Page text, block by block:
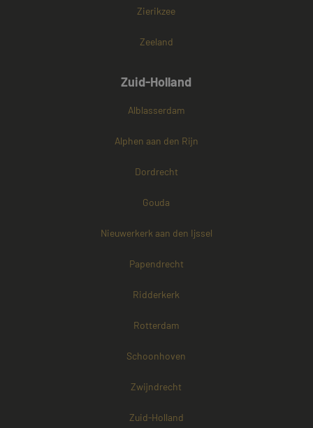
Zierikzee
Zeeland
Zuid-Holland
Alblasserdam
Alphen aan den Rijn
Dordrecht
Gouda
Nieuwerkerk aan den Ijssel
Papendrecht
Ridderkerk
Rotterdam
Schoonhoven
Zwijndrecht
Zuid-Holland